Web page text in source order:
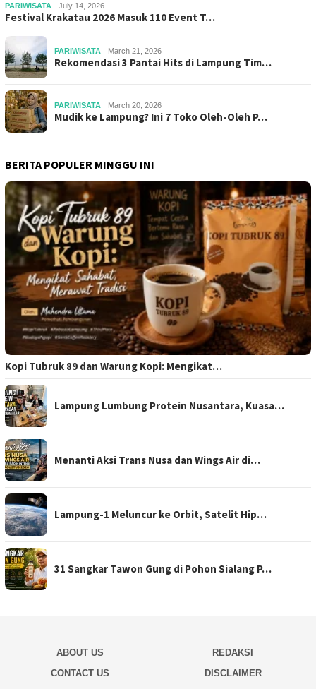
PARIWISATA July 14, 2026
Festival Krakatau 2026 Masuk 110 Event T…
PARIWISATA March 21, 2026
Rekomendasi 3 Pantai Hits di Lampung Tim…
PARIWISATA March 20, 2026
Mudik ke Lampung? Ini 7 Toko Oleh-Oleh P…
BERITA POPULER MINGGU INI
Kopi Tubruk 89 dan Warung Kopi: Mengikat…
Lampung Lumbung Protein Nusantara, Kuasa…
Menanti Aksi Trans Nusa dan Wings Air di…
Lampung-1 Meluncur ke Orbit, Satelit Hip…
31 Sangkar Tawon Gung di Pohon Sialang P…
ABOUT US
REDAKSI
CONTACT US
DISCLAIMER